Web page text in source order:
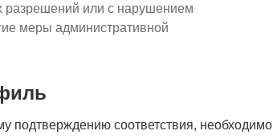
разрешений или с нарушением
меры административной
подтверждению соответствия, необходимо